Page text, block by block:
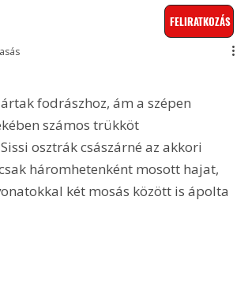
FELIRATKOZÁS
fodrászhoz, ám a szépen
számos trükköt
osztrák császárné az akkori
háromhetenként mosott hajat,
két mosás között is ápolta